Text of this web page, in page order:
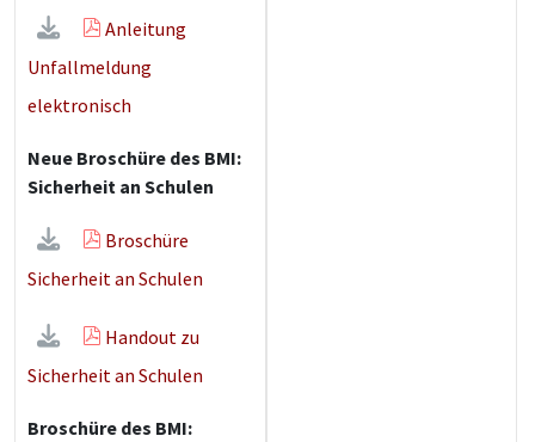
Anleitung
Unfallmeldung
elektronisch
Neue Broschüre des BMI:
Sicherheit an Schulen
Broschüre
Sicherheit an Schulen
Handout zu
Sicherheit an Schulen
Broschüre des BMI: